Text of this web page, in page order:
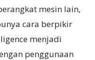
mesin lain,
cara berpikir
menjadi
penggunaan